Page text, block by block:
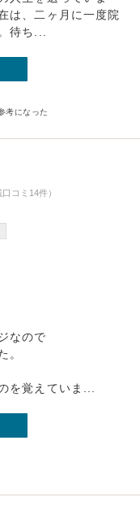
は、二ヶ月に一度院
待ち...
考になった
コミ14件）
なので
。
を覚えていま...